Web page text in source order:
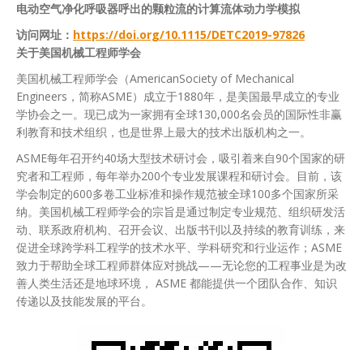
电动空气净化呼吸器呼出的颗粒流的计算流体动力学模拟
访问网址： https://doi.org/10.1115/DETC2019-97826
关于美国机械工程师学会
美国机械工程师学会（AmericanSociety of Mechanical
Engineers，简称ASME）成立于1880年，是美国最早成立的专业
学协会之一。现已成为一家拥有全球130,000名会员的国际性非赢
利教育和技术组织，也是世界上最大的技术出版机构之一。
ASME每年召开约40场大型技术研讨会，吸引着来自90个国家的研
究者和工程师，每年举办200个专业发展课程和研讨会。目前，该
学会制定的600多卷工业标准和操作规范被全球100多个国家所采
纳。美国机械工程师学会的宗旨是通过制定专业规范、组织研发活
动、联系政府机构、召开会议、出版书刊以及持续的教育训练，来
促进全球跨学科工程学的技术水平、学科研究和行业运作；ASME
致力于帮助全球工程师群体应对挑战——无论您的工程事业是为改
善人类生活还是地球环境， ASME 都能提供一个团队合作、知识
传递以及技能发展的平台。